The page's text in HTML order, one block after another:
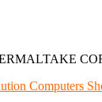
Computers